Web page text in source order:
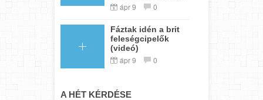
ápr 9 0
Fáztak idén a brit
feleségcipelők
(videó)
ápr 9 0
A HÉT KÉRDÉSE